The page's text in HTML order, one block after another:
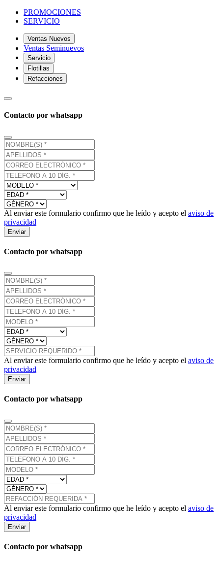
PROMOCIONES
SERVICIO
Ventas Nuevos
Ventas Seminuevos
Servicio
Flotillas
Refacciones
Contacto por whatsapp
Al enviar este formulario confirmo que he leído y acepto el aviso de
privacidad
Enviar
Contacto por whatsapp
Al enviar este formulario confirmo que he leído y acepto el aviso de
privacidad
Enviar
Contacto por whatsapp
Al enviar este formulario confirmo que he leído y acepto el aviso de
privacidad
Enviar
Contacto por whatsapp